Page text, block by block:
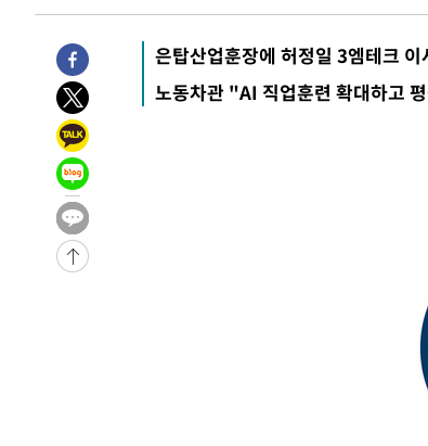
인
은탑산업훈장에 허정일 3엠테크
노동차관 "AI 직업훈련 확대하고